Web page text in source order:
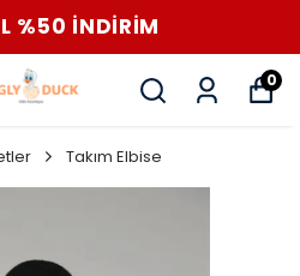
%50 İNDİRİM
0
Takım Elbise